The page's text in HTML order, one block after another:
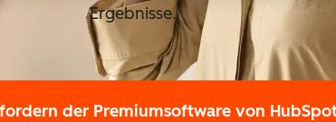
Ergebnisse.
der Premiumsoftware von